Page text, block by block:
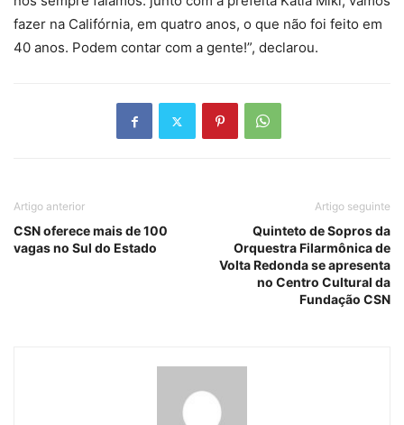
fazer na Califórnia, em quatro anos, o que não foi feito em
40 anos. Podem contar com a gente!”, declarou.
Artigo anterior
CSN oferece mais de 100
vagas no Sul do Estado
Artigo seguinte
Quinteto de Sopros da
Orquestra Filarmônica de
Volta Redonda se apresenta
no Centro Cultural da
Fundação CSN